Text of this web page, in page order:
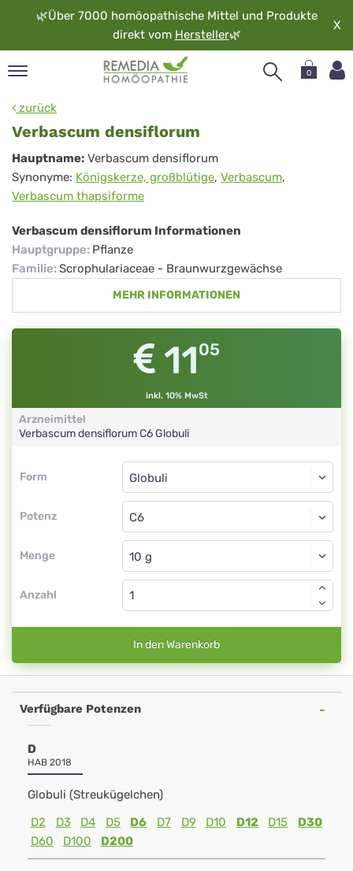
🌿Über 7000 homöopathische Mittel und Produkte
direkt vom Hersteller🌿
X
0
zurück
Verbascum densiflorum
Verbascum
densiflorum
Hauptname: Verbascum densiflorum
Synonyme: Königskerze, großblütige, Verbascum,
Verbascum thapsiforme
Verbascum densiflorum Informationen
Hauptgruppe: Pflanze
Familie: Scrophulariaceae - Braunwurzgewächse
MEHR INFORMATIONEN
1105
inkl. 10% MwSt
Arzneimittel
Verbascum densiflorumC6Globuli
Form
Form
Potenz
Globuli
C6
Menge
Globuli
Anzahl
In den Warenkorb
Verfügbare Potenzen
D
HAB 2018
Globuli (Streukügelchen)
D2
D3 D4 D5 D6 D7 D9 D10 D12 D15
D30
D60
D100 D200